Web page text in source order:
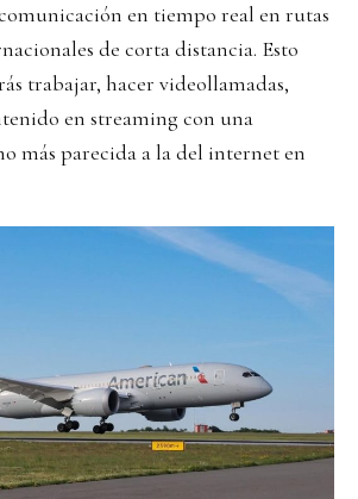
en tiempo real en rutas
de corta distancia. Esto
trabajar, hacer videollamadas,
en streaming con una
más parecida a la del internet en